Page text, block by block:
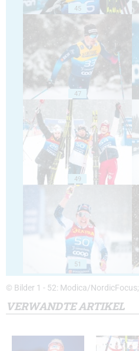
45
47
49
51
© Bilder 1 - 52: Modica/NordicFocus;
VERWANDTE ARTIKEL